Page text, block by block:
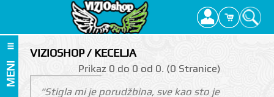
MENI
VIZIOSHOP / KECELJA
Prikаz 0 do 0 оd 0. (0 Strаnicе)
"Stigla mi je porudžbina, sve kao sto je